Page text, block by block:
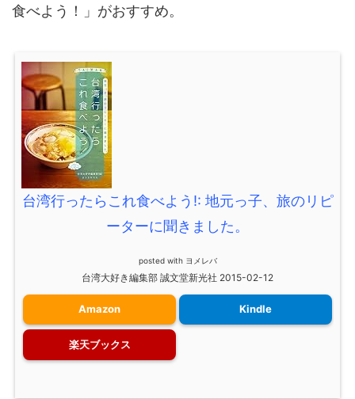
食べよう！」がおすすめ。
台湾行ったらこれ食べよう!: 地元っ子、旅のリピ
ーターに聞きました。
posted with ヨメレバ
台湾大好き編集部 誠文堂新光社 2015-02-12
Amazon Kindle
楽天ブックス